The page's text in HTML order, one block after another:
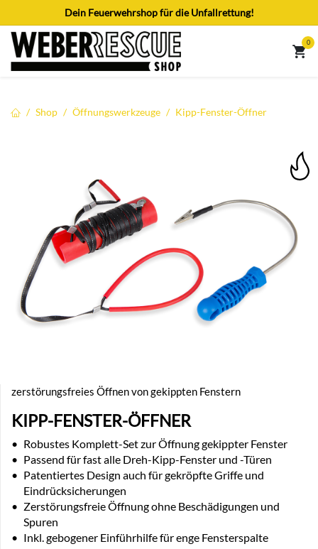
Zum Inhalt springenDein Feuerwehrshop für die Unfallrettung!
0
Shop Öffnungswerkzeuge Kipp-Fenster-Öffner
zerstörungsfreies Öffnen von gekippten Fenstern
KIPP-FENSTER-ÖFFNER
• Robustes Komplett-Set zur Öffnung gekippter Fenster
• Passend für fast alle Dreh-Kipp-Fenster und -Türen
• Patentiertes Design auch für gekröpfte Griffe und
Eindrücksicherungen
• Zerstörungsfreie Öffnung ohne Beschädigungen und
Spuren
• Inkl. gebogener Einführhilfe für enge Fensterspalte